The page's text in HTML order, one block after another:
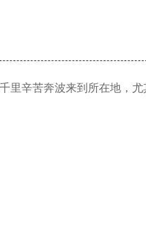
里辛苦奔波来到所在地，